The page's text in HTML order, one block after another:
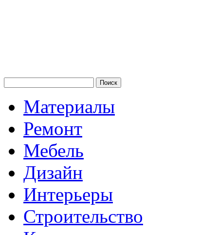
Материалы
Ремонт
Мебель
Дизайн
Интерьеры
Строительство